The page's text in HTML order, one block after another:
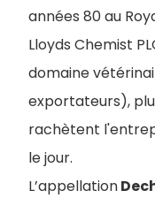
années 80 au
Lloyds Chemist
domaine
exportateurs),
rachètent
le jour.
L’appellation